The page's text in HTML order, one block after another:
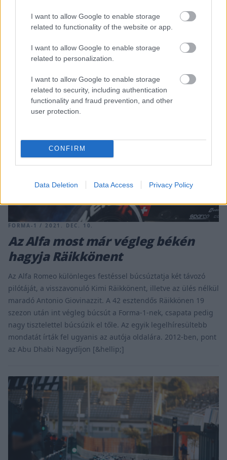
I want to allow Google to enable storage
related to functionality of the website or app.
I want to allow Google to enable storage
related to personalization.
I want to allow Google to enable storage
related to security, including authentication
functionality and fraud prevention, and other
user protection.
CONFIRM
Data Deletion Data Access Privacy Policy
pillanataiban bukta el a vb-címet Max Verstappennel
szemben. Ezt még Hamilton viselte a legsportszerűbben,
viszont később már olyan hírek jöttek (és végül valósultak
meg), hogy [&hellip;]
FORMA-1 / 2021. DEC. 10.
Az Alfa most már végleg békén
hagyja Räikkönent
Az Alfa Romeo különleges festéssel búcsúztatja két távozó
pilótáját, a visszavonuló Kimi Räikkönent, illetve az ülés nélkül
maradó Antonio Giovinazzit. A 42 esztendős Räikkönen 19
szezon után int végleg búcsút a Forma-1-nek, csapata pedig
nagy tisztelettel búcsúzik el tőle. Az egyik legelhíresültebb
mondatát írták fel ugyanis az autója oldalára. 2012-ben, pont
az Abu Dhabi Nagydíjon [&hellip;]